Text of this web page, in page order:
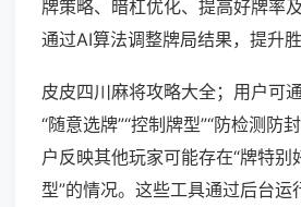
牌策略、暗杠优化、提高好牌率
通过AI算法调整牌局结果，提升胜
皮皮四川麻将攻略大全；用户可
“随意选牌”“控制牌型”“防检测防
户反映其他玩家可能存在“牌特别
型”的情况。这些工具通过后台运